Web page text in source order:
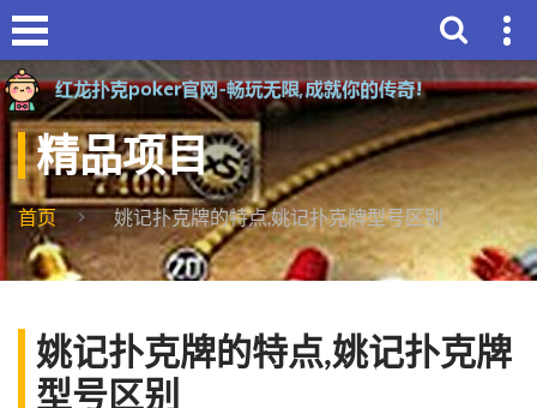
精品项目
首页 姚记扑克牌的特点,姚记扑克牌型号区别
姚记扑克牌的特点,姚记扑克牌
型号区别